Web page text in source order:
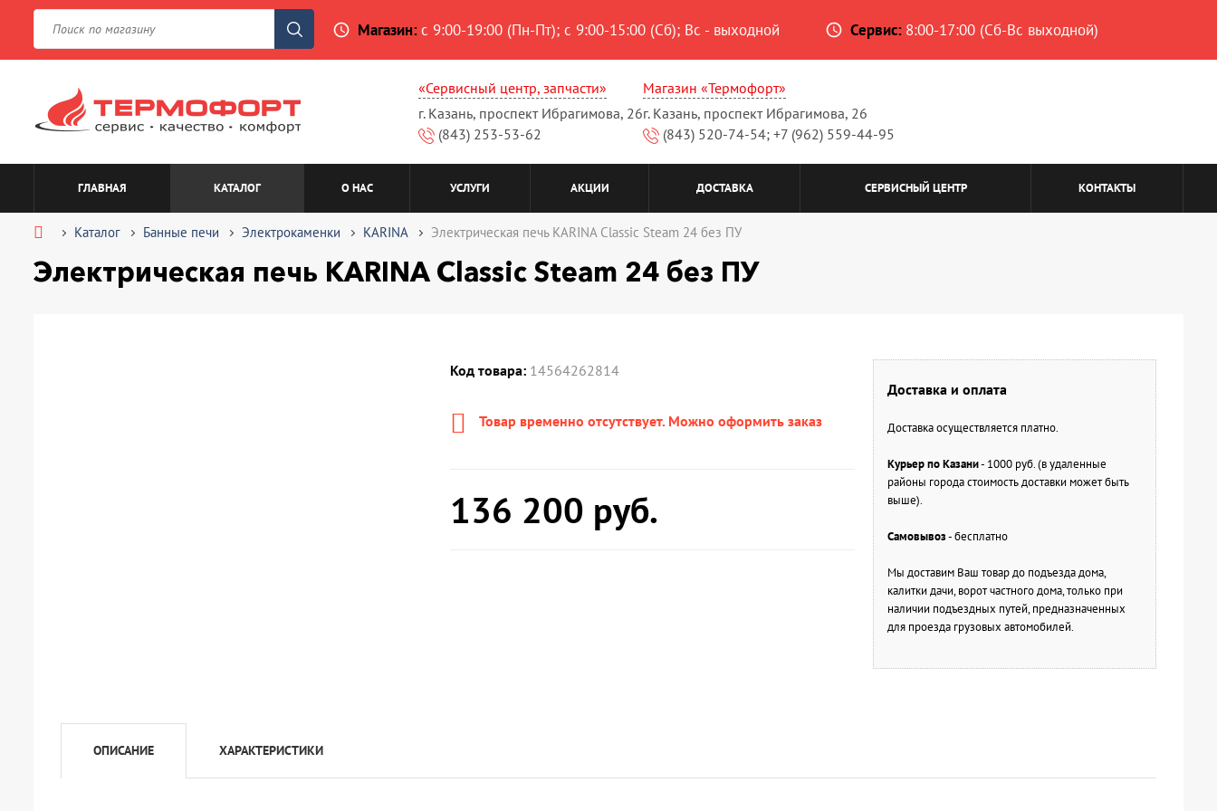
access_time Магазин:с 9:00-19:00 (Пн-Пт); с 9:00-15:00 (Сб); Вс - выходной access_time Сервис: 8:00-17:00 (Сб-Вс выходной)
«Сервисный центр, запчасти»
г. Казань, проспект Ибрагимова, 26
(843) 253-53-62
Магазин «Термофорт»
г. Казань, проспект Ибрагимова, 26
(843) 520-74-54; +7 (962) 559-44-95
ГЛАВНАЯ КАТАЛОГ О НАС УСЛУГИ АКЦИИ ДОСТАВКА СЕРВИСНЫЙ ЦЕНТР КОНТАКТЫ
Каталог Банные печи Электрокаменки KARINA Электрическая печь KARINA Classic Steam 24 без ПУ
Электрическая печь KARINA Classic Steam 24 без ПУ
Код товара: 14564262814
Товар временно отсутствует. Можно оформить заказ
136 200 руб.
Доставка и оплата
Доставка осуществляется платно.
Курьер по Казани- 1000 руб. (в удаленные
районы города стоимость доставки может быть
выше).
Самовывоз- бесплатно
Мы доставим Ваш товар до подъезда дома,
калитки дачи, ворот частного дома, только при
наличии подъездных путей, предназначенных
для проезда грузовых автомобилей.
ОПИСАНИЕ ХАРАКТЕРИСТИКИ